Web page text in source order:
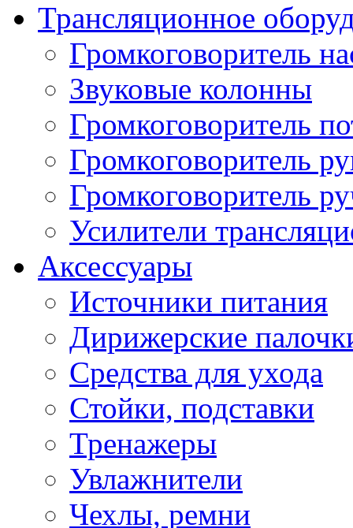
Трансляционное
Громкоговоритель
Звуковые колонны
Громкоговоритель
Громкоговоритель
Громкоговоритель
Усилители
Аксессуары
Источники питания
Дирижерские
Средства для ухода
Стойки, подставки
Тренажеры
Увлажнители
Чехлы, ремни